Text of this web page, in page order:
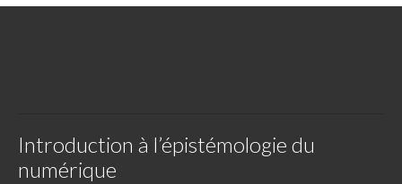
Introduction à l’épistémologie du
numérique